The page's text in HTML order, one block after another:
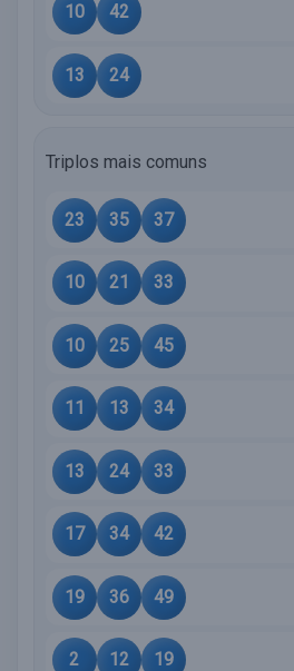
10 42
13 24
Triplos mais comuns
23 35 37
10 21 33
10 25 45
11 13 34
13 24 33
17 34 42
19 36 49
2 12 19